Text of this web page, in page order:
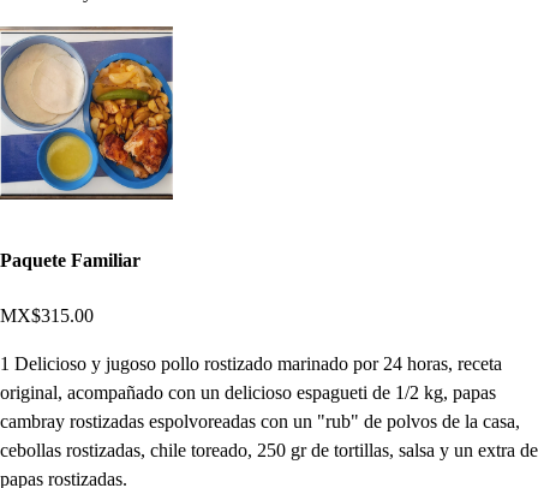
Paquete Familiar
MX$315.00
1 Delicioso y jugoso pollo rostizado marinado por 24 horas, receta
original, acompañado con un delicioso espagueti de 1/2 kg, papas
cambray rostizadas espolvoreadas con un "rub" de polvos de la casa,
cebollas rostizadas, chile toreado, 250 gr de tortillas, salsa y un extra de
papas rostizadas.